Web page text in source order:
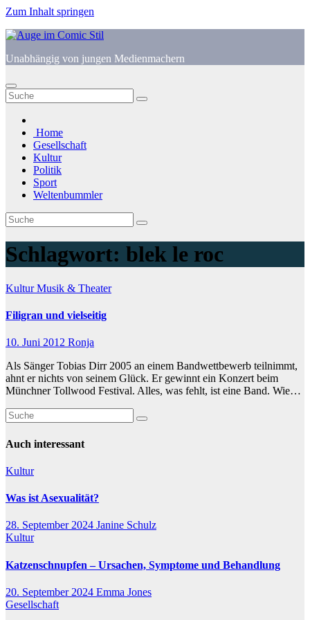
Zum Inhalt springen
Unabhängig von jungen Medienmachern
Home
Gesellschaft
Kultur
Politik
Sport
Weltenbummler
Schlagwort: blek le roc
KulturMusik & Theater
Filigran und vielseitig
10. Juni 2012 Ronja
Als Sänger Tobias Dirr 2005 an einem Bandwettbewerb teilnimmt,
ahnt er nichts von seinem Glück. Er gewinnt ein Konzert beim
Münchner Tollwood Festival. Alles, was fehlt, ist eine Band. Wie…
Auch interessant
Kultur
Was ist Asexualität?
28. September 2024 Janine Schulz
Kultur
Katzenschnupfen – Ursachen, Symptome und Behandlung
20. September 2024 Emma Jones
Gesellschaft